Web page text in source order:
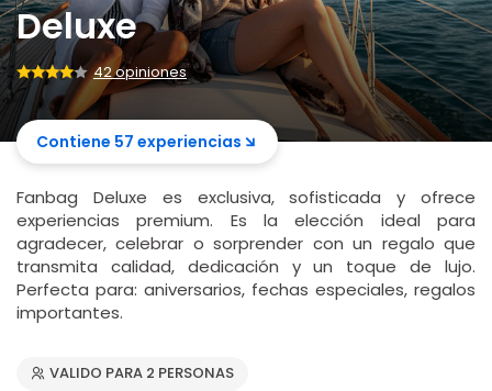
Deluxe
42 opiniones
Contiene 57 experiencias
Fanbag Deluxe es exclusiva, sofisticada y ofrece
experiencias premium. Es la elección ideal para
agradecer, celebrar o sorprender con un regalo que
transmita calidad, dedicación y un toque de lujo.
Perfecta para: aniversarios, fechas especiales, regalos
importantes.
VALIDO PARA 2 PERSONAS